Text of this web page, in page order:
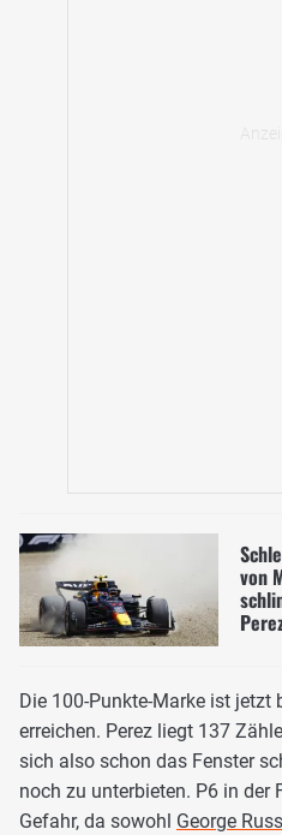
von
Die 100-Punkte-Marke ist jetzt
erreichen. Perez liegt 137
sich also schon das Fenster
noch zu unterbieten. P6 in der
Gefahr, da sowohl George